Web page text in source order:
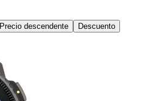
Precio descendente Descuento